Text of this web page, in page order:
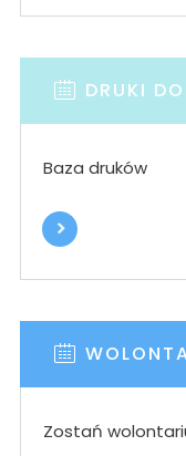
DRUKI
Baza druków
Zostań